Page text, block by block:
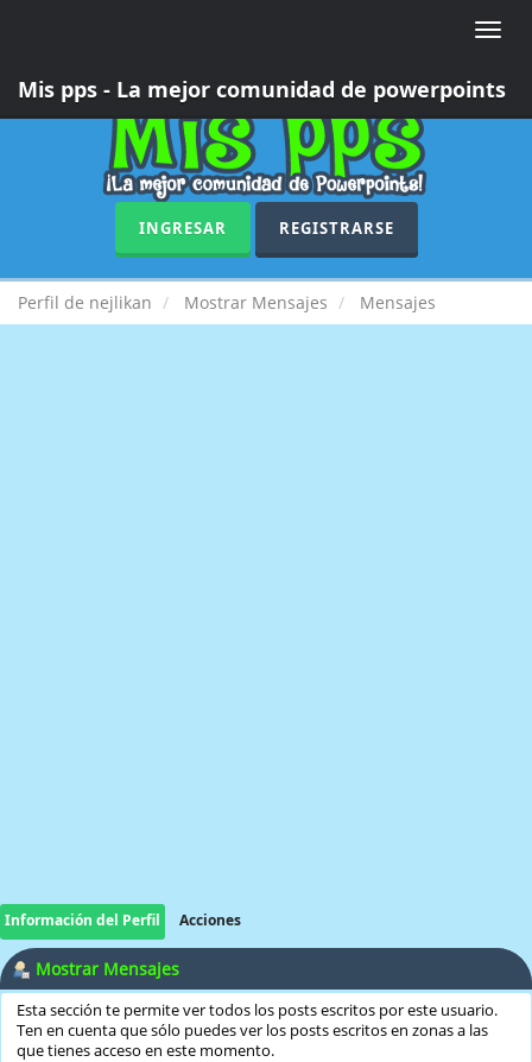
Toggle
Mis pps - La mejor comunidad de powerpoints
INGRESAR REGISTRARSE
Perfil de nejlikan Mostrar Mensajes Mensajes
Información del Perfil Acciones
Mostrar Mensajes
Esta sección te permite ver todos los posts escritos por este usuario.
Ten en cuenta que sólo puedes ver los posts escritos en zonas a las
que tienes acceso en este momento.